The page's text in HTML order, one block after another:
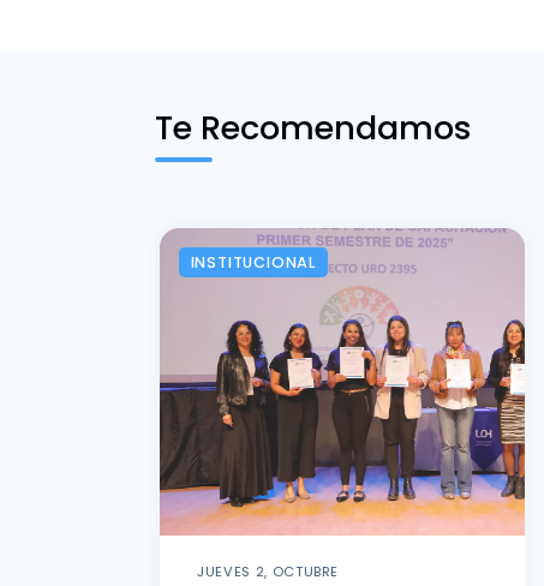
Te Recomendamos
INSTITUCIONAL
JUEVES 2, OCTUBRE